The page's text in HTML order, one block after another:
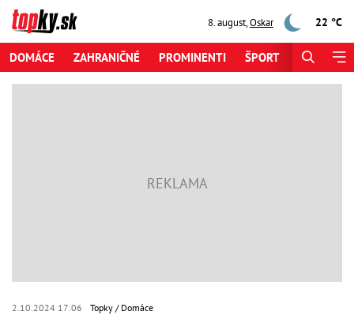
8. august,Oskar 22 °C
DOMÁCE ZAHRANIČNÉ PROMINENTI ŠPORT
2.10.2024 17:06 Topky Domáce